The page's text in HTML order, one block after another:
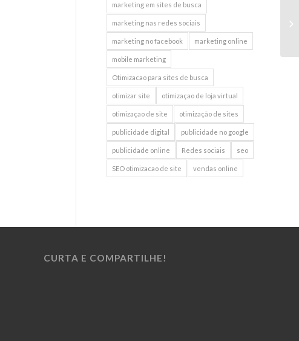
marketing em sites de busca
marketing nas redes sociais
marketing no facebook marketing online
mobile marketing
Otimizacao para sites de busca
otimizar site otimizaçao de loja virtual
otimizaçao de site otimização de sites
publicidade digital publicidade no google
publicidade online Redes sociais seo
SEO otimizacao de site vendas online
CURTA E COMPARTILHE!